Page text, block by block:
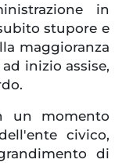
in
stupore e
maggioranza
inizio assise,
un momento
civico,
di